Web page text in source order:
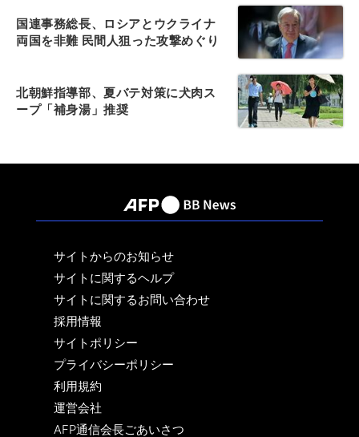
国連事務総長、ロシアとウクライナ
両国を非難 民間人狙った攻撃めぐり
北朝鮮指導部、夏バテ対策に犬肉ス
ープ「補身湯」推奨
サイトからのお知らせ
サイトに関するヘルプ
サイトに関するお問い合わせ
採用情報
サイトポリシー
プライバシーポリシー
利用規約
運営会社
AFP通信会長ごあいさつ